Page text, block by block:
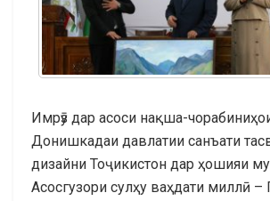
Имрӯз дар асоси нақша-
Донишкадаи давлатии санъати
дизайни Тоҷикистон дар ҳошияи
Асосгузори сулҳу ваҳдати миллӣ